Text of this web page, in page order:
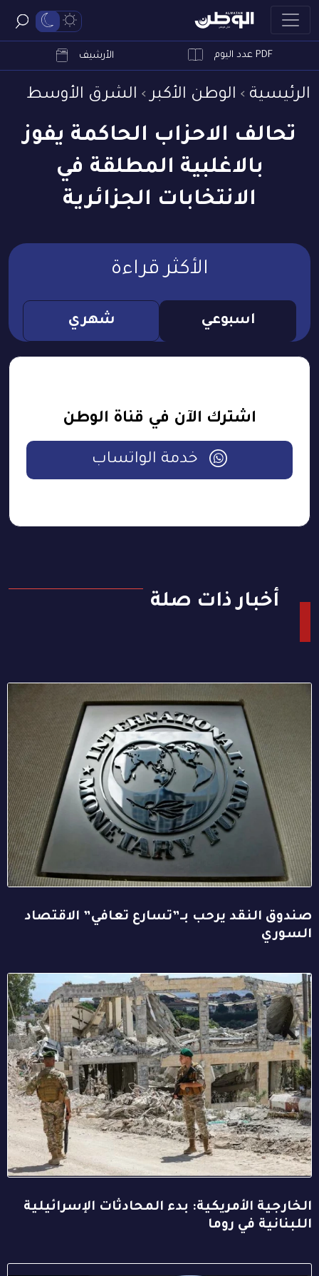
PDF عدد اليوم الأرشيف
الرئيسية الوطن الأكبر الشرق الأوسط
تحالف الاحزاب الحاكمة يفوز
بالاغلبية المطلقة في
الانتخابات الجزائرية
الأكثر قراءة
اسبوعي شهري
اشترك الآن في قناة الوطن
خدمة الواتساب
أخبار ذات صلة
صندوق النقد يرحب بـ”تسارع تعافي” الاقتصاد
السوري
الخارجية الأمريكية: بدء المحادثات الإسرائيلية
اللبنانية في روما